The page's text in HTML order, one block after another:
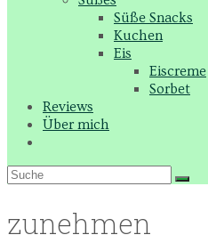
Süße Snacks
Kuchen
Eis
Eiscreme
Sorbet
Reviews
Über mich
zunehmen